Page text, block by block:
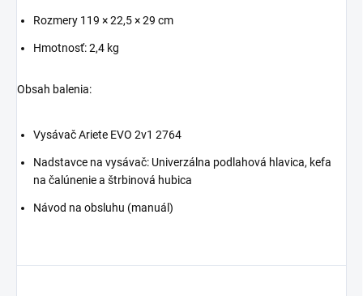
Rozmery 119 × 22,5 × 29 cm
Hmotnosť: 2,4 kg
Obsah balenia:
Vysávač Ariete EVO 2v1 2764
Nadstavce na vysávač: Univerzálna podlahová hlavica, kefa
na čalúnenie a štrbinová hubica
Návod na obsluhu (manuál)